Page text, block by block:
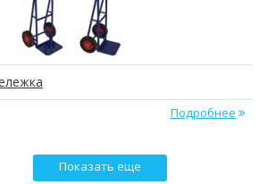
Подробнее
Показать еще